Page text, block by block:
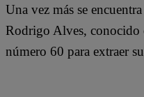
Una vez más se
Rodrigo Alves, conocido
número 60 para extraer